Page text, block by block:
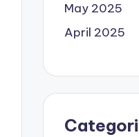
May 2025
April 2025